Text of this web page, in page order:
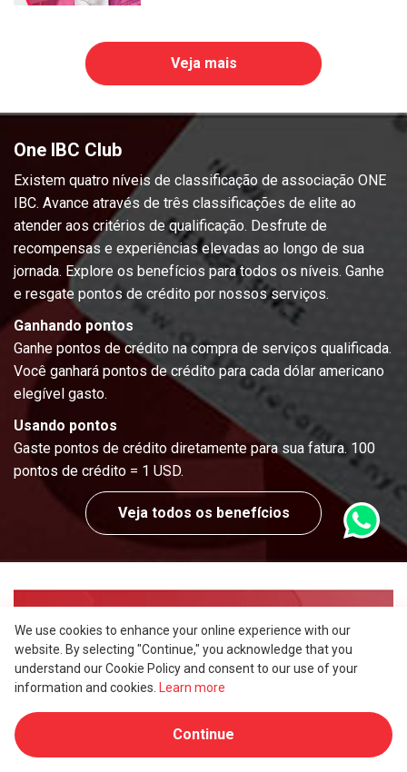
Veja mais
One IBC Club
Existem quatro níveis de classificação de associação ONE
IBC. Avance através de três classificações de elite ao
atender aos critérios de qualificação. Desfrute de
recompensas e experiências elevadas ao longo de sua
jornada. Explore os benefícios para todos os níveis. Ganhe
e resgate pontos de crédito por nossos serviços.
Ganhando pontos
Ganhe pontos de crédito na compra de serviços qualificada.
Você ganhará pontos de crédito para cada dólar americano
elegível gasto.
Usando pontos
Gaste pontos de crédito diretamente para sua fatura. 100
pontos de crédito = 1 USD.
Veja todos os benefícios
Parceria e intermediários
Programa de referência
Torne-se nosso referenciador em 3 etapas
simples e ganhe até 14% de comissão sobre
cada cliente que você nos apresentar.
Mais consulte, mais ganhos!
We use cookies to enhance your online experience with our
website. By selecting "Continue," you acknowledge that you
understand our Cookie Policy and consent to our use of your
information and cookies.
Learn more
Continue